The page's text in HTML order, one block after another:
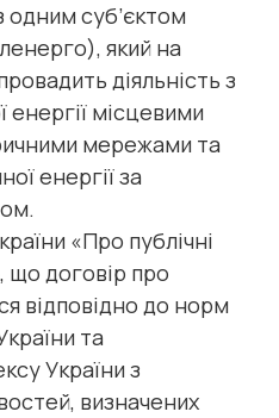
одним суб’єктом
який на
діяльність з
енергії місцевими
мережами та
енергії за
«Про публічні
що договір про
відповідно до норм
та
України з
визначених